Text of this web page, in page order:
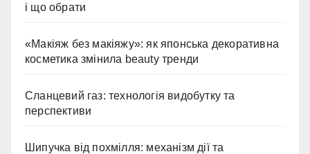
і що обрати
«Макіяж без макіяжу»: як японська декоративна
косметика змінила beauty тренди
Сланцевий газ: технологія видобутку та
перспективи
Шипучка від похмілля: механізм дії та